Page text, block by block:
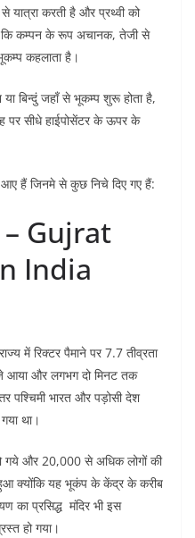
यात्रा करती है और प्रथ्वी को
कि कम्पन के रूप अचानक, तेजी से
कहलाता है।
बिन्दुं जहाँ से भूकम्प शुरू होता है,
पर सीधे हाईपोसेंटर के ऊपर के
आए हैं जिनमे से कुछ निचे दिए गए हैं:
– Gujrat
India
में रिक्टर पैमाने पर 7.7 तीव्रता
और लगभग दो मिनट तक
पश्चिमी भारत और पड़ोसी देश
था।
गये और 20,000 से अधिक लोगों की
क्योंकि यह भूकंप के केंद्र के करीब
का प्रसिद्ध मंदिर भी इस
हो गया।